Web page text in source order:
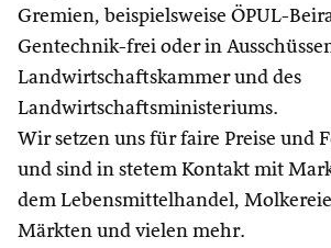
Gremien, beispielsweise ÖPUL-
Gentechnik-frei oder in
Landwirtschaftskammer und des
Landwirtschaftsministeriums.
Wir setzen uns für faire Preise und
und sind in stetem Kontakt mit
dem Lebensmittelhandel,
Märkten und vielen mehr.